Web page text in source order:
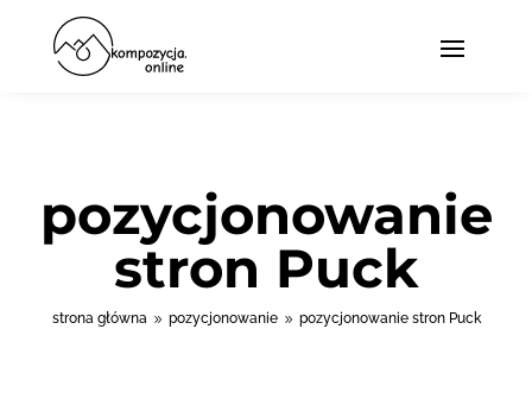
pozycjonowanie
stron Puck
strona główna 9 pozycjonowanie 9 pozycjonowanie stron Puck